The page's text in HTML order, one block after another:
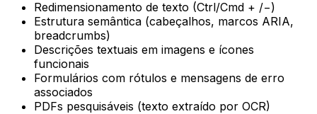
Redimensionamento de texto (Ctrl/Cmd + /−)
Estrutura semântica (cabeçalhos, marcos ARIA,
breadcrumbs)
Descrições textuais em imagens e ícones
funcionais
Formulários com rótulos e mensagens de erro
associados
PDFs pesquisáveis (texto extraído por OCR)